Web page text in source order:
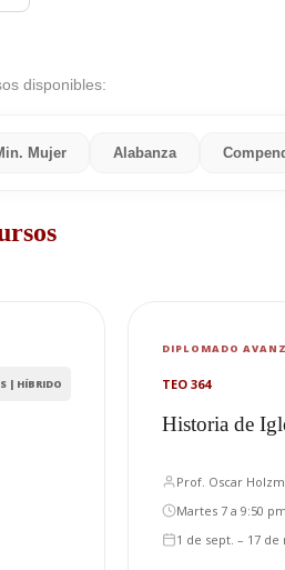
disponibles:
Mujer Alabanza
| HÍBRIDO
DIPLOMADO
TEO 364
Historia de
Prof. Oscar
Martes 7 a 9:50 pm
1 de sept. – 17 de